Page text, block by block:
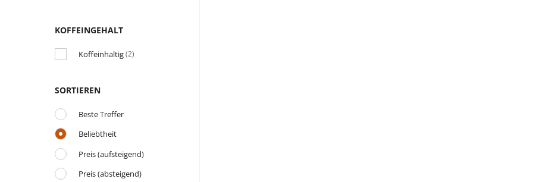
KOFFEINGEHALT
Koffeinhaltig(2)
SORTIEREN
Beste Treffer
Beliebtheit
Preis (aufsteigend)
Preis (absteigend)